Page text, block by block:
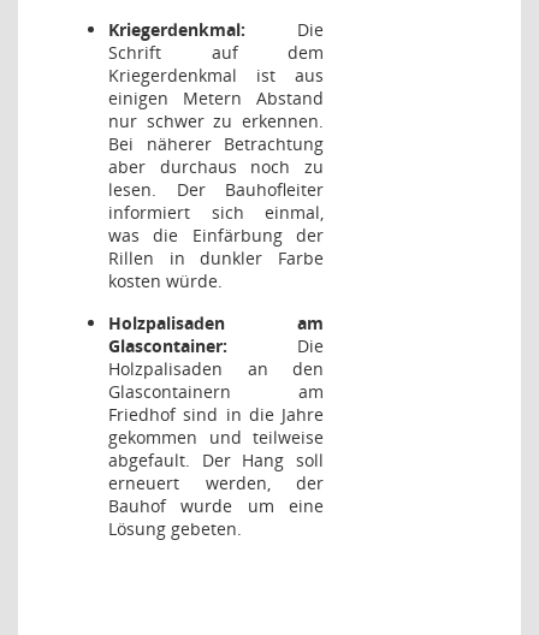
Kriegerdenkmal: Die
Schrift auf dem
Kriegerdenkmal ist aus
einigen Metern Abstand
nur schwer zu erkennen.
Bei näherer Betrachtung
aber durchaus noch zu
lesen. Der Bauhofleiter
informiert sich einmal,
was die Einfärbung der
Rillen in dunkler Farbe
kosten würde.
Holzpalisaden am
Glascontainer: Die
Holzpalisaden an den
Glascontainern am
Friedhof sind in die Jahre
gekommen und teilweise
abgefault. Der Hang soll
erneuert werden, der
Bauhof wurde um eine
Lösung gebeten.